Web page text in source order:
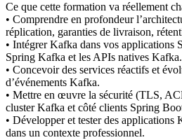
Ce que cette formation va réellement
• Comprendre en profondeur
réplication, garanties de livraison,
• Intégrer Kafka dans vos applications
Spring Kafka et les APIs natives Kafka.
• Concevoir des services réactifs et
d’événements Kafka.
• Mettre en œuvre la sécurité (TLS,
cluster Kafka et côté clients Spring
• Développer et tester des applications
dans un contexte professionnel.